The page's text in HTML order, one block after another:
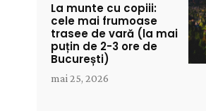
La munte cu copiii:
cele mai frumoase
trasee de vară (la mai
puțin de 2-3 ore de
București)
mai 25, 2026